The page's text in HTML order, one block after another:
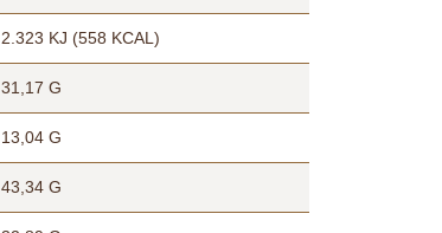
2.323 KJ (558 KCAL)
31,17 G
13,04 G
43,34 G